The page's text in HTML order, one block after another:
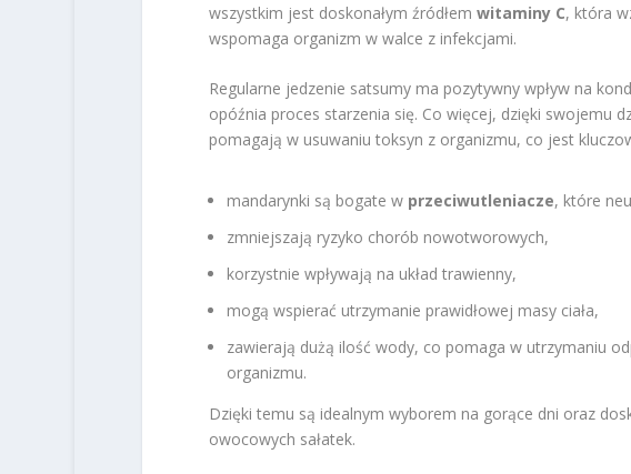
wszystkim jest doskonałym źródłem witaminy C, która
wspomaga organizm w walce z infekcjami.
Regularne jedzenie satsumy ma pozytywny wpływ na
opóźnia proces starzenia się. Co więcej, dzięki swojemu
pomagają w usuwaniu toksyn z organizmu, co jest
mandarynki są bogate w przeciwutleniacze, które
zmniejszają ryzyko chorób nowotworowych,
korzystnie wpływają na układ trawienny,
mogą wspierać utrzymanie prawidłowej masy ciała,
zawierają dużą ilość wody, co pomaga w utrzymaniu
organizmu.
Dzięki temu są idealnym wyborem na gorące dni oraz
owocowych sałatek.